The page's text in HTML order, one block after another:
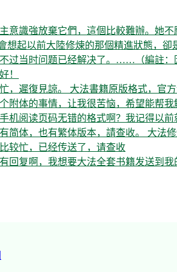
意識強放棄它們，這個比較難辦。她
想起以前大陸修煉的那個精進狀態，卻
过当时问题已经解决了。……（編註：
！
，遲復見諒。 大法書籍原版格式，官
附体的事情，让我很苦恼，希望能帮我
机阅读页码无错的格式啊？我记得以前
简体，也有繁体版本，請查收。 大法
较忙，已经传送了，请查收
回复啊，我想要大法全套书籍发送到我